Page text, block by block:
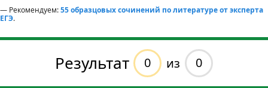
— Рекомендуем:55 образцовых сочинений по литературе от эксперта
ЕГЭ.
Результат 0 из 0